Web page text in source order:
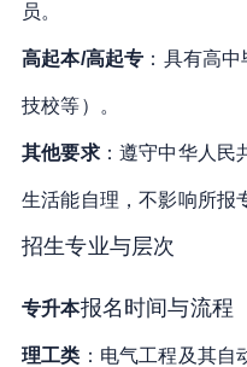
员。
高起本/高起专 ：具有高
技校等） 。
其他要求：遵守中华人民
生活能自理，不影响所报
招生专业与层次
专升本
理工类 ：电气工程及其
报名时间与流程